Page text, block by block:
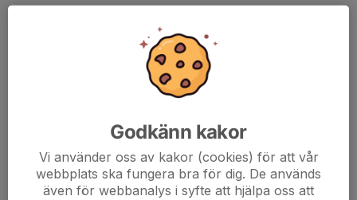
Godkänn kakor
Vi använder oss av kakor (cookies) för att vår
webbplats ska fungera bra för dig. De används
även för webbanalys i syfte att hjälpa oss att